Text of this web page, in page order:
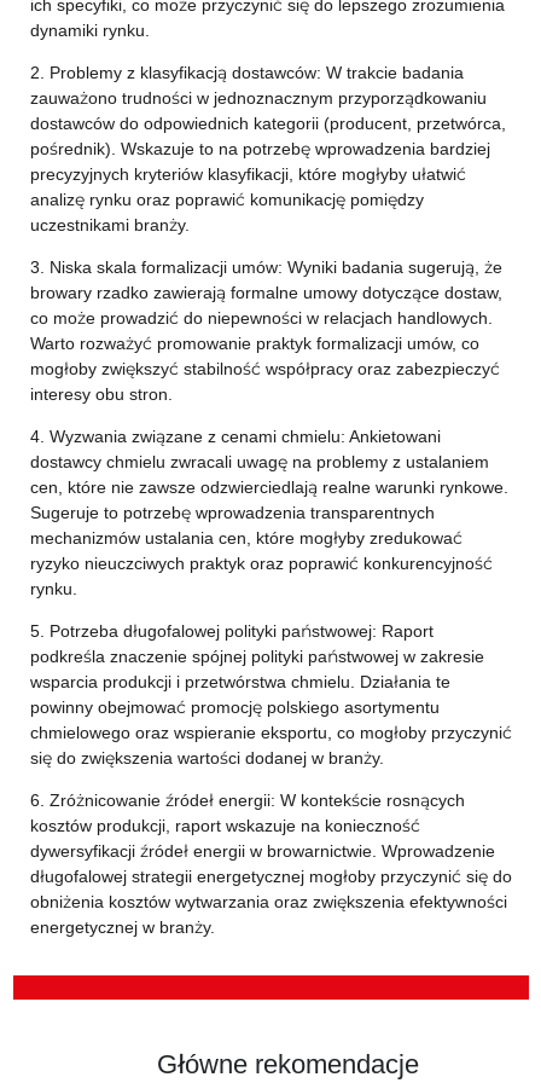
ich specyfiki, co może przyczynić się do lepszego zrozumienia
dynamiki rynku.
2. Problemy z klasyfikacją dostawców: W trakcie badania
zauważono trudności w jednoznacznym przyporządkowaniu
dostawców do odpowiednich kategorii (producent, przetwórca,
pośrednik). Wskazuje to na potrzebę wprowadzenia bardziej
precyzyjnych kryteriów klasyfikacji, które mogłyby ułatwić
analizę rynku oraz poprawić komunikację pomiędzy
uczestnikami branży.
3. Niska skala formalizacji umów: Wyniki badania sugerują, że
browary rzadko zawierają formalne umowy dotyczące dostaw,
co może prowadzić do niepewności w relacjach handlowych.
Warto rozważyć promowanie praktyk formalizacji umów, co
mogłoby zwiększyć stabilność współpracy oraz zabezpieczyć
interesy obu stron.
4. Wyzwania związane z cenami chmielu: Ankietowani
dostawcy chmielu zwracali uwagę na problemy z ustalaniem
cen, które nie zawsze odzwierciedlają realne warunki rynkowe.
Sugeruje to potrzebę wprowadzenia transparentnych
mechanizmów ustalania cen, które mogłyby zredukować
ryzyko nieuczciwych praktyk oraz poprawić konkurencyjność
rynku.
5. Potrzeba długofalowej polityki państwowej: Raport
podkreśla znaczenie spójnej polityki państwowej w zakresie
wsparcia produkcji i przetwórstwa chmielu. Działania te
powinny obejmować promocję polskiego asortymentu
chmielowego oraz wspieranie eksportu, co mogłoby przyczynić
się do zwiększenia wartości dodanej w branży.
6. Zróżnicowanie źródeł energii: W kontekście rosnących
kosztów produkcji, raport wskazuje na konieczność
dywersyfikacji źródeł energii w browarnictwie. Wprowadzenie
długofalowej strategii energetycznej mogłoby przyczynić się do
obniżenia kosztów wytwarzania oraz zwiększenia efektywności
energetycznej w branży.
Główne rekomendacje